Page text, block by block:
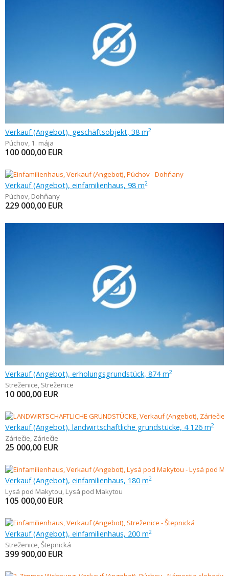
Verkauf (Angebot), geschäftsobjekt, 38 m2
Púchov 1. mája
100 000,00 EUR
Verkauf (Angebot), einfamilienhaus, 98 m2
Púchov Dohňany
229 000,00 EUR
Verkauf (Angebot), erholungsgrundstück, 874 m2
Streženice, Streženice
10 000,00 EUR
Verkauf (Angebot), landwirtschaftliche grundstücke, 4 126 m2
Záriečie, Záriečie
25 000,00 EUR
Verkauf (Angebot), einfamilienhaus, 180 m2
Lysá pod Makytou, Lysá pod Makytou
105 000,00 EUR
Verkauf (Angebot), einfamilienhaus, 200 m2
Streženice,Štepnická
399 900,00 EUR